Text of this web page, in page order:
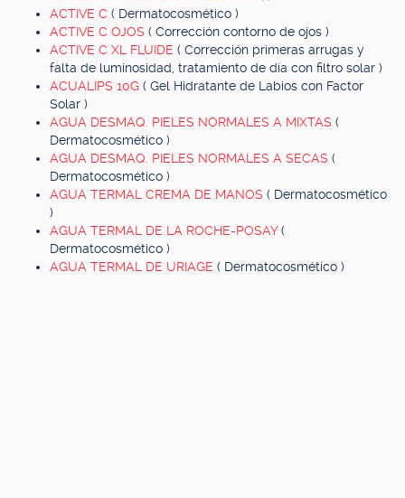
ACTIVE C ( Dermatocosmético )
ACTIVE C OJOS ( Corrección contorno de ojos )
ACTIVE C XL FLUIDE ( Corrección primeras arrugas y
falta de luminosidad, tratamiento de día con filtro solar )
ACUALIPS 10G ( Gel Hidratante de Labios con Factor
Solar )
AGUA DESMAQ. PIELES NORMALES A MIXTAS (
Dermatocosmético )
AGUA DESMAQ. PIELES NORMALES A SECAS (
Dermatocosmético )
AGUA TERMAL CREMA DE MANOS ( Dermatocosmético
)
AGUA TERMAL DE LA ROCHE-POSAY(
Dermatocosmético )
AGUA TERMAL DE URIAGE ( Dermatocosmético )